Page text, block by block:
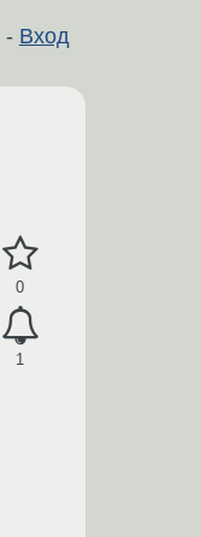
- Вход
0
1